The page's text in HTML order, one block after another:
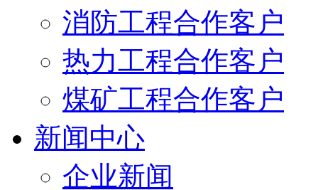
消防工程合作客户
热力工程合作客户
煤矿工程合作客户
新闻中心
企业新闻